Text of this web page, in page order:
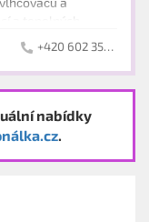
a tepelných
voda,+420 602 354 309
nabídky
.